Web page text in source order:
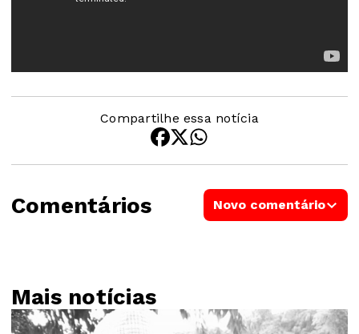
Compartilhe essa notícia
Comentários Novo comentário
Mais notícias